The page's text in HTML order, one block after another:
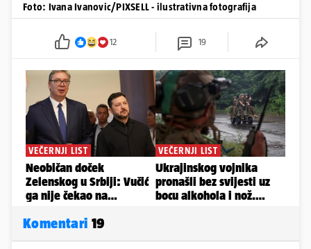
Foto: Ivana Ivanovic/PIXSELL - ilustrativna fotografija
12 19
Komentari 19